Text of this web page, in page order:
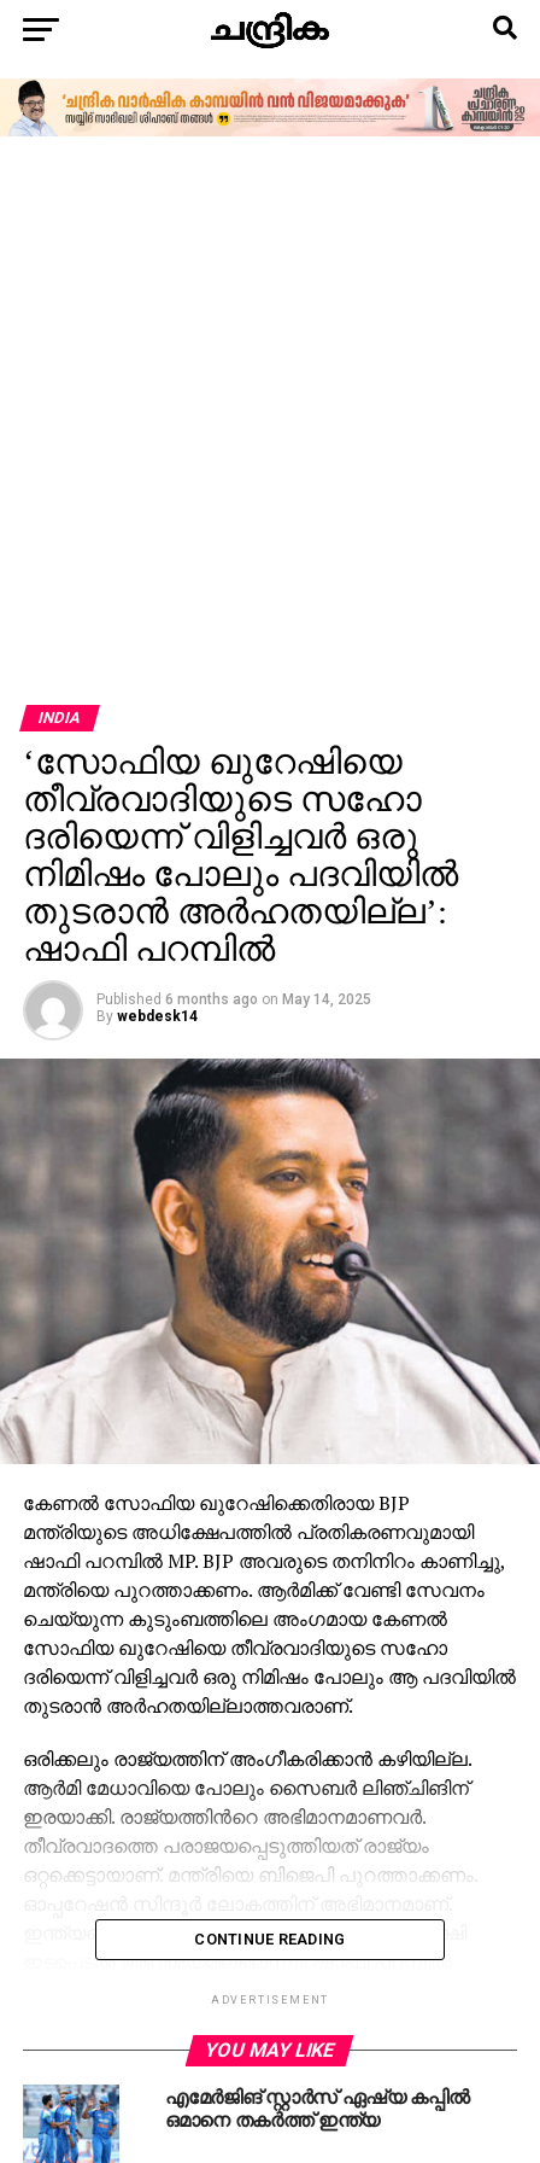
INDIA
‘സോഫിയ ഖുറേഷിയെ
തീവ്രവാദിയുടെ സഹോ​
ദരിയെന്ന് വിളിച്ചവർ ഒരു
നിമിഷം പോലും പദവിയിൽ
തുടരാൻ അർഹതയില്ല’:
ഷാഫി പറമ്പില്‍
Published 6 months ago on May 14, 2025
By webdesk14
കേണൽ സോഫിയ ഖുറേഷിക്കെതിരായ BJP
മന്ത്രിയുടെ അധിക്ഷേപത്തിൽ പ്രതികരണവുമായി
ഷാഫി പറമ്പില്‍ MP. BJP അവരുടെ തനിനിറം കാണിച്ചു,
മന്ത്രിയെ പുറത്താക്കണം. ആർമിക്ക് വേണ്ടി സേവനം
ചെയ്യുന്ന കുടുംബത്തിലെ അം​ഗമായ കേണൽ
സോഫിയ ഖുറേഷിയെ തീവ്രവാദിയുടെ സഹോ​
ദരിയെന്ന് വിളിച്ചവർ ഒരു നിമിഷം പോലും ആ പദവിയിൽ
തുടരാൻ അർഹതയില്ലാത്തവരാണ്.
ഒരിക്കലും രാജ്യത്തിന് അംഗീകരിക്കാൻ കഴിയില്ല.
ആർമി മേധാവിയെ പോലും സൈബർ ലിഞ്ചിങിന്
ഇരയാക്കി. രാജ്യത്തിൻറെ അഭിമാനമാണവർ.
തീവ്രവാദത്തെ പരാജയപ്പെടുത്തിയത് രാജ്യം
ഒറ്റക്കെട്ടായാണ്. മന്ത്രിയെ ബിജെപി പുറത്താക്കണം.
ഇന്ത്യയെ സംബന്ധിച്ച് കശ്മീരിന് ഒരു മൂന്നാംകക്ഷി
ഇടപെടൽ ആവശ്യമില്ലെന്നും ഷാഫി പറമ്പിൽ
മന്ത്രിയുടെ വിവാദ പരാമര്‍ശത്തിനെതിരേ ജോൺ
ബ്രിട്ടാസ് എം പിയും രംഗത്തെത്തി. കുന്‍വര്‍ വിജയ്
ഷായുടെ പ്രസംഗം വിഷലിപ്തം.മന്ത്രിയെ
പുറത്താക്കണമെന്ന് ജോൺ ബ്രിട്ടാസ് എംപി
CONTINUE READING
ADVERTISEMENT
YOU MAY LIKE
എമേര്‍ജിങ് സ്റ്റാര്‍സ് ഏഷ്യ കപ്പില്‍
ഒമാനെ തകര്‍ത്ത് ഇന്ത്യ